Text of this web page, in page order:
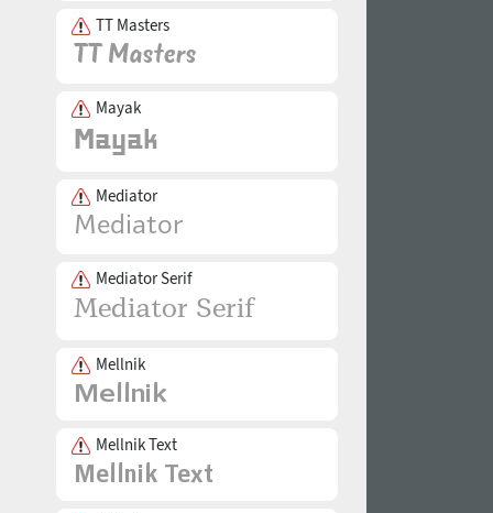
TT Masters
Mayak
Mediator
Mediator Serif
Mellnik
Mellnik Text